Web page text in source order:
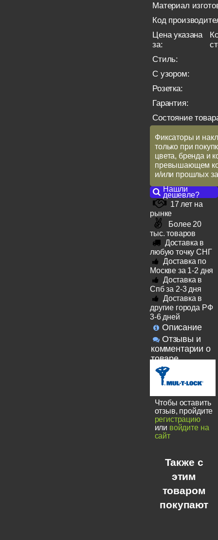
Материал
Код
Цена указана
за:
Стиль:
С узором:
Розетка:
Гарантия:
Состояние
Фиксаторы и
только при
цвета, бренда и
превышающем
и/или прошлых
Нашли
дешевле?
17 лет на
рынке
Более 20
тыс. товаров
Доставка в
любую точку СНГ
Доставка по
Москве за 1-2 дня
Доставка в
Спб за 2-3 дня
Доставка в
другие города РФ
3-6 дней
Описание
Отзывы и
комментарии о
товаре
Чтобы оставить
отзыв, пройдите
регистрацию
или войдите на
сайт
Также с
этим
товаром
покупают